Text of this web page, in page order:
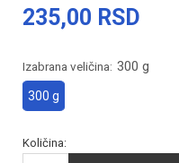
235,00 RSD
Izabrana veličina: 300 g
300 g
Količina: